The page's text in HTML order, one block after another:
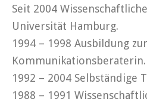
Seit 2004
Universität Hamburg.
1994 – 1998 Ausbildung zur
Kommunikationsberaterin.
1992 – 2004 Selbständige
1988 – 1991